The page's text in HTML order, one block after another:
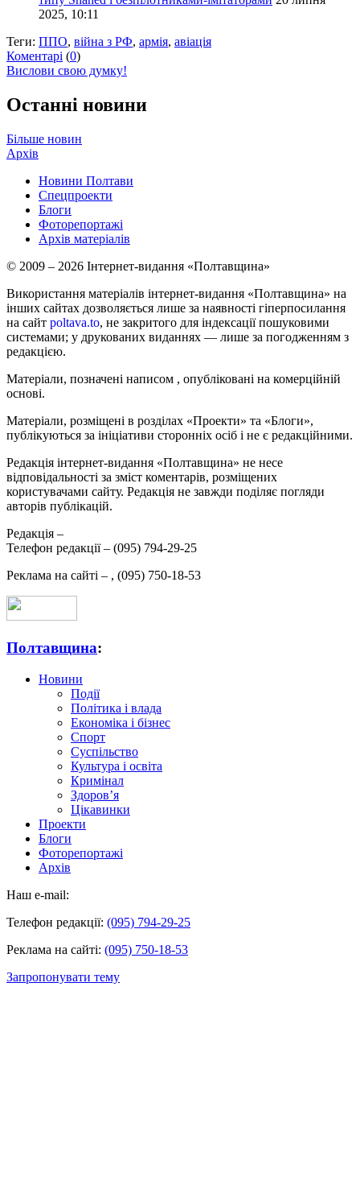
2025, 10:11
Теги: ППО, війна з РФ, армія, авіація
Коментарі (0)
Вислови свою думку!
Останні новини
Більше новин
Архів
Новини Полтави
Спецпроекти
Блоги
Фоторепортажі
Архів матеріалів
© 2009 – 2026 Інтернет-видання «Полтавщина»
Використання матеріалів інтернет-видання «Полтавщина» на
інших сайтах дозволяється лише за наявності гіперпосилання
на сайт poltava.to, не закритого для індексації пошуковими
системами; у друкованих виданнях — лише за погодженням з
редакцією.
Матеріали, позначені написом , опубліковані на комерційній
основі.
Матеріали, розміщені в розділах «Проекти» та «Блоги»,
публікуються за ініціативи сторонніх осіб і не є редакційними.
Редакція інтернет-видання «Полтавщина» не несе
відповідальності за зміст коментарів, розміщених
користувачами сайту. Редакція не завжди поділяє погляди
авторів публікацій.
Редакція –
Телефон редакції – (095) 794-29-25
Реклама на сайті – , (095) 750-18-53
Полтавщина:
Новини
Події
Політика і влада
Економіка і бізнес
Спорт
Суспільство
Культура і освіта
Кримінал
Здоров’я
Цікавинки
Проекти
Блоги
Фоторепортажі
Архів
Наш e-mail:
Телефон редакції: (095) 794-29-25
Реклама на сайті: (095) 750-18-53
Запропонувати тему